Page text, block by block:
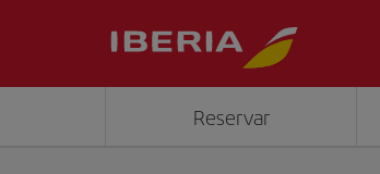
Reservar